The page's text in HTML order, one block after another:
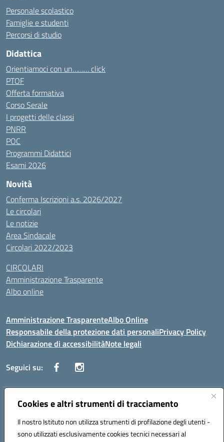
Cookies e altri strumenti di tracciamento
Il nostro Istituto non utilizza strumenti di profilazione degli utenti -
sono utilizzati esclusivamente cookies tecnici necessari al
Personale scolastico
Famiglie e studenti
Percorsi di studio
Didattica
Orientiamoci con un……… click
PTOF
Offerta formativa
Corso Serale
I progetti delle classi
PNRR
POC
Programmi Didattici
Esami 2026
Novità
Conferma Iscrizioni a.s. 2026/2027
Le circolari
Le notizie
Area Sindacale
Circolari 2022/2023
CIRCOLARI
Amministrazione Trasparente
Albo online
Amministrazione TrasparenteAlbo Online
Responsabile della protezione dati personaliPrivacy Policy
Dichiarazione di accessibilitàNote legali
Seguici su:
Indirizzo:Corso Vittorio Emanuele, 27 90133 - Palermo
Posta elettronica certificata (PEC):pais03600r@pec.istruzione.it